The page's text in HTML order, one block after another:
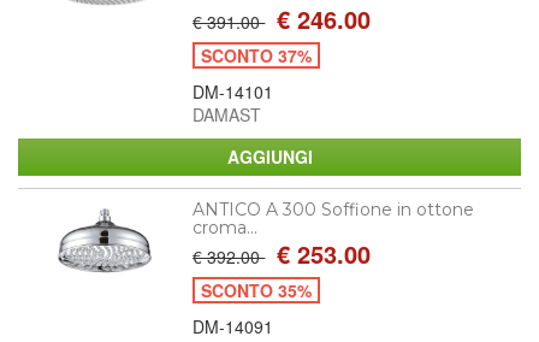
€ 391.00 € 246.00
SCONTO 37%
DM-14101
DAMAST
ANTICO A 300 Soffione in ottone
croma...
€ 392.00 € 253.00
SCONTO 35%
DM-14091